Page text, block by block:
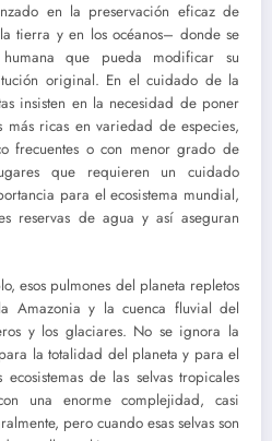
en la preservación eficaz de
tierra y en los océanos– donde se
que pueda modificar su
original. En el cuidado de la
insisten en la necesidad de poner
más ricas en variedad de especies,
frecuentes o con menor grado de
que requieren un cuidado
para el ecosistema mundial,
reservas de agua y así aseguran
esos pulmones del planeta repletos
Amazonia y la cuenca fluvial del
y los glaciares. No se ignora la
la totalidad del planeta y para el
de las selvas tropicales
una enorme complejidad, casi
pero cuando esas selvas son